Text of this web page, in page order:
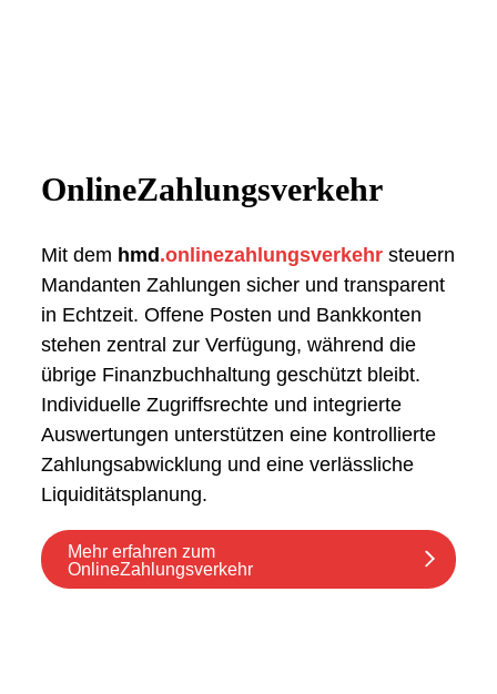
OnlineZahlungsverkehr
Mit dem hmd.onlinezahlungsverkehr steuern
Mandanten Zahlungen sicher und transparent
in Echtzeit. Offene Posten und Bankkonten
stehen zentral zur Verfügung, während die
übrige Finanzbuchhaltung geschützt bleibt.
Individuelle Zugriffsrechte und integrierte
Auswertungen unterstützen eine kontrollierte
Zahlungsabwicklung und eine verlässliche
Liquiditätsplanung.
Mehr erfahren zum
OnlineZahlungsverkehr